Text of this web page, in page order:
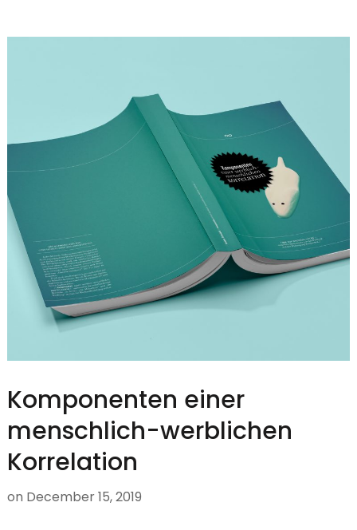
Komponenten einer
menschlich-werblichen
Korrelation
on December 15, 2019